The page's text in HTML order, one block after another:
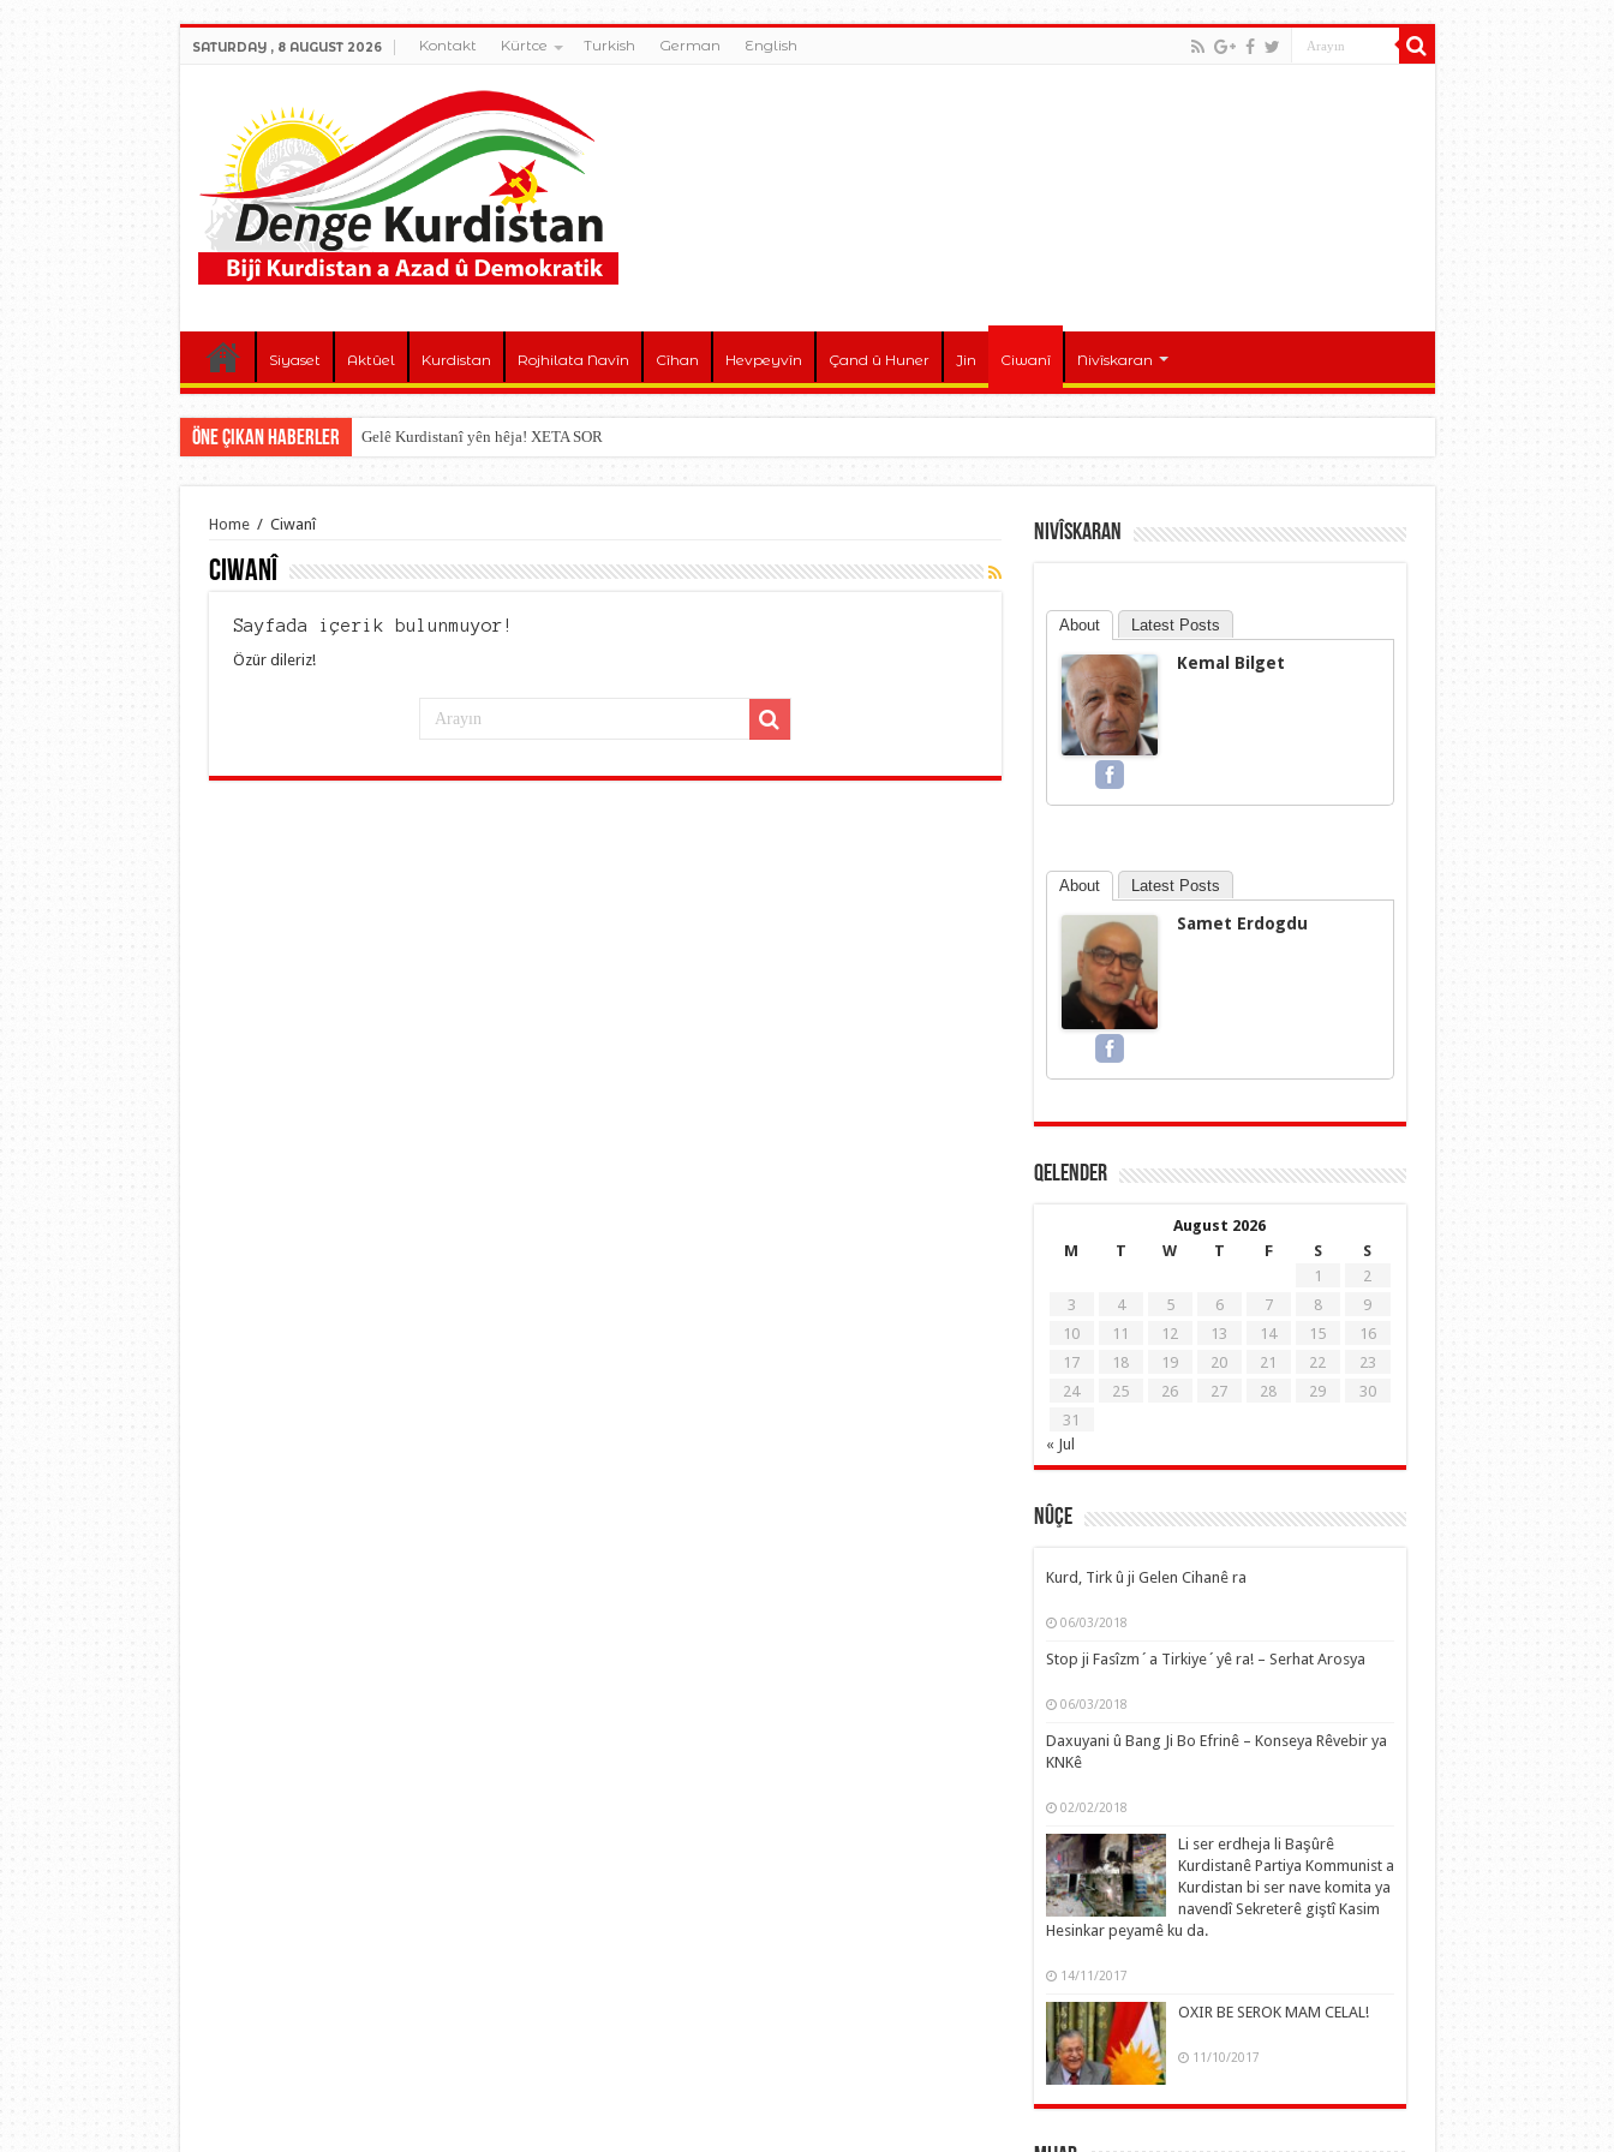
SATURDAY , 8 AUGUST 2026 Kontakt Kürtce Turkish German English
Siyaset Aktûel Kurdistan Rojhilata Navîn Cîhan Hevpeyvîn Çand û Huner Jin Ciwanî Nivîskaran
Öne çıkan Haberler Gelê Kurdistanî yên hêja! XETA SOR
Home / Ciwanî
Ciwanî
Sayfada içerik bulunmuyor!
Özür dileriz!
Nivîskaran
About Latest Posts
Kemal Bilget
About Latest Posts
Samet Erdogdu
Qelender
August 2026
M
T W T F S
S
1
2
3
4 5 6 7 8
9
10
11 12 13 14 15
16
17
18 19 20 21 22
23
24
25 26 27 28 29
30
31
« Jul
Nûçe
Kurd, Tirk û ji Gelen Cihanê ra
06/03/2018
Stop ji Fasîzm´a Tirkiye´yê ra! – Serhat Arosya
06/03/2018
Daxuyani û Bang Ji Bo Efrinê – Konseya Rêvebir ya
KNKê
02/02/2018
Li ser erdheja li Başûrê
Kurdistanê Partiya Kommunist a
Kurdistan bi ser nave komita ya
navendî Sekreterê giştî Kasim
Hesinkar peyamê ku da.
14/11/2017
OXIR BE SEROK MAM CELAL!
11/10/2017